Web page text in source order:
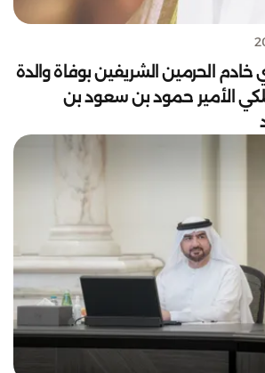
خادم الحرمين الشريفين بوفاة والدة
الأمير حمود بن سعود بن